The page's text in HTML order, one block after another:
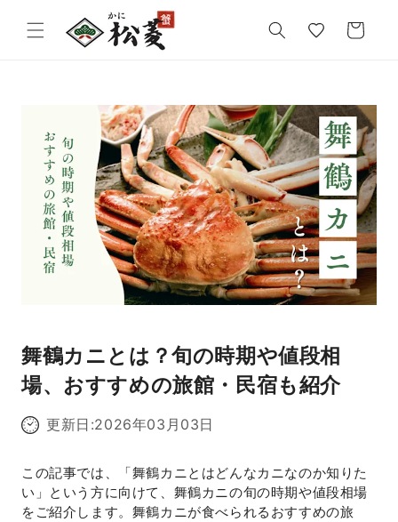
に
ー
舞鶴カニとは？旬の時期や値段相
場、おすすめの旅館・民宿も紹介
更新日:2026年03月03日
この記事では、「舞鶴カニとはどんなカニなのか知りた
い」という方に向けて、舞鶴カニの旬の時期や値段相場
をご紹介します。舞鶴カニが食べられるおすすめの旅